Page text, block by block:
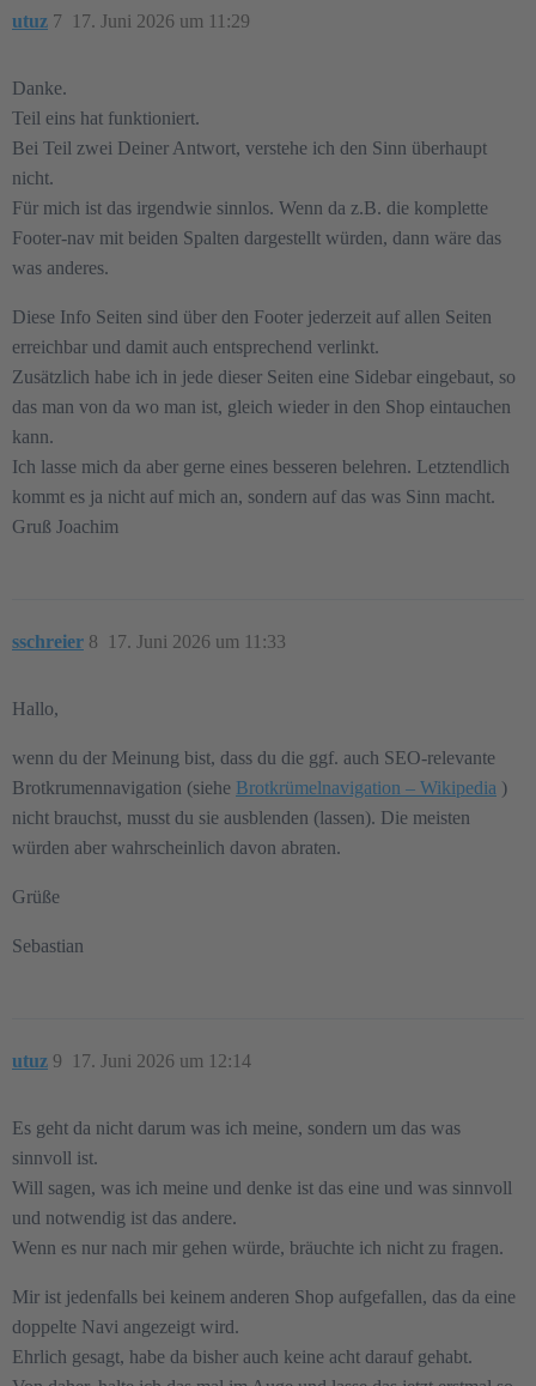
utuz 17. Juni 2026 um 11:29
7
Danke.
Teil eins hat funktioniert.
Bei Teil zwei Deiner Antwort, verstehe ich den Sinn überhaupt
nicht.
Für mich ist das irgendwie sinnlos. Wenn da z.B. die komplette
Footer-nav mit beiden Spalten dargestellt würden, dann wäre das
was anderes.
Diese Info Seiten sind über den Footer jederzeit auf allen Seiten
erreichbar und damit auch entsprechend verlinkt.
Zusätzlich habe ich in jede dieser Seiten eine Sidebar eingebaut, so
das man von da wo man ist, gleich wieder in den Shop eintauchen
kann.
Ich lasse mich da aber gerne eines besseren belehren. Letztendlich
kommt es ja nicht auf mich an, sondern auf das was Sinn macht.
Gruß Joachim
sschreier 17. Juni 2026 um 11:33
8
Hallo,
wenn du der Meinung bist, dass du die ggf. auch SEO-relevante
Brotkrumennavigation (siehe Brotkrümelnavigation – Wikipedia )
nicht brauchst, musst du sie ausblenden (lassen). Die meisten
würden aber wahrscheinlich davon abraten.
Grüße
Sebastian
utuz 17. Juni 2026 um 12:14
9
Es geht da nicht darum was ich meine, sondern um das was
sinnvoll ist.
Will sagen, was ich meine und denke ist das eine und was sinnvoll
und notwendig ist das andere.
Wenn es nur nach mir gehen würde, bräuchte ich nicht zu fragen.
Mir ist jedenfalls bei keinem anderen Shop aufgefallen, das da eine
doppelte Navi angezeigt wird.
Ehrlich gesagt, habe da bisher auch keine acht darauf gehabt.